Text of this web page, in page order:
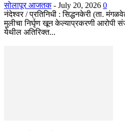
सोलापूर आजतक - July 20, 2026 0
नंदेश्वर / प्रतिनिधी : सिद्धनकेरी (ता.
मुलीचा निर्घृण खून केल्याप्रकरणी आरोपी
येथील अतिरिक्त...